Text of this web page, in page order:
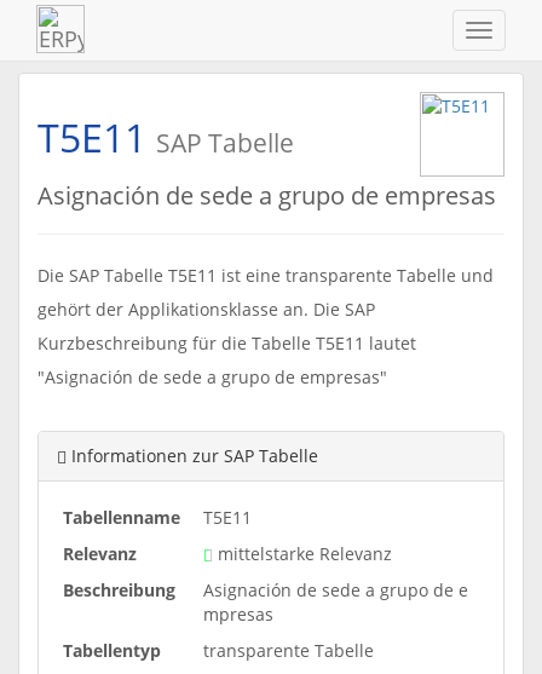
ein-/
T5E11 SAP Tabelle
Asignación de sede a grupo de empresas
Die SAP Tabelle T5E11 ist eine transparente Tabelle und
gehört der Applikationsklasse an. Die SAP
Kurzbeschreibung für die Tabelle T5E11 lautet
"Asignación de sede a grupo de empresas"
Informationen zur SAP Tabelle
Tabellenname
T5E11
Relevanz
mittelstarke Relevanz
Beschreibung
Asignación de sede a grupo de e
mpresas
Tabellentyp
transparente Tabelle